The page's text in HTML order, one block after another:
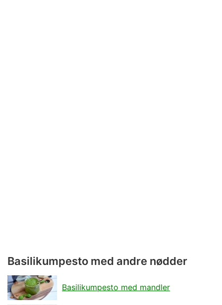
Basilikumpesto med andre nødder
Basilikumpesto med mandler